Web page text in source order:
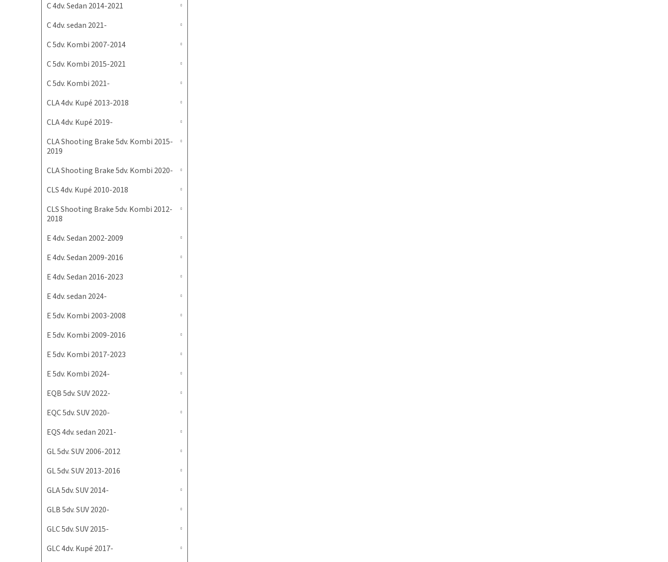
C 4dv. Sedan 2014-2021
C 4dv. sedan 2021-
C 5dv. Kombi 2007-2014
C 5dv. Kombi 2015-2021
C 5dv. Kombi 2021-
CLA 4dv. Kupé 2013-2018
CLA 4dv. Kupé 2019-
CLA Shooting Brake 5dv. Kombi 2015-
2019
CLA Shooting Brake 5dv. Kombi 2020-
CLS 4dv. Kupé 2010-2018
CLS Shooting Brake 5dv. Kombi 2012-
2018
E 4dv. Sedan 2002-2009
E 4dv. Sedan 2009-2016
E 4dv. Sedan 2016-2023
E 4dv. sedan 2024-
E 5dv. Kombi 2003-2008
E 5dv. Kombi 2009-2016
E 5dv. Kombi 2017-2023
E 5dv. Kombi 2024-
EQB 5dv. SUV 2022-
EQC 5dv. SUV 2020-
EQS 4dv. sedan 2021-
GL 5dv. SUV 2006-2012
GL 5dv. SUV 2013-2016
GLA 5dv. SUV 2014-
GLB 5dv. SUV 2020-
GLC 5dv. SUV 2015-
GLC 4dv. Kupé 2017-